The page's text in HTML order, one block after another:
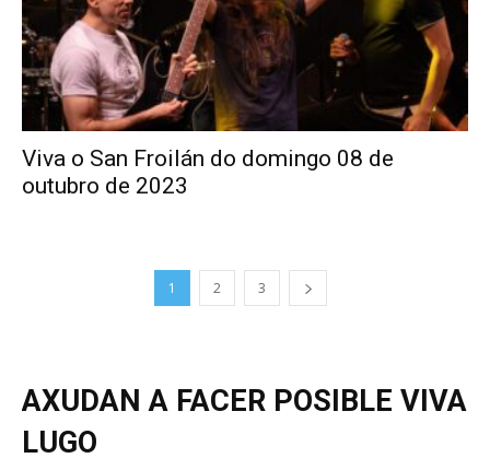
Viva o San Froilán do domingo 08 de
outubro de 2023
1 2 3
AXUDAN A FACER POSIBLE VIVA
LUGO